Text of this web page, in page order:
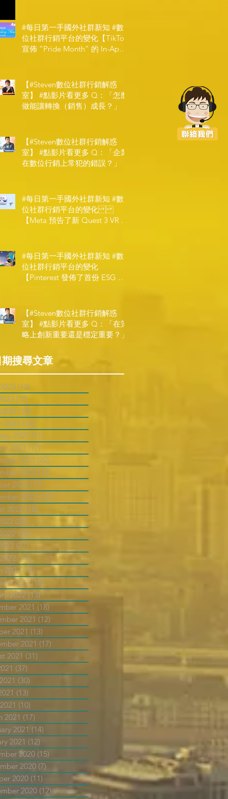
#每日第一手國外社群新知 #數
位社群行銷平台的變化【TikTok
宣佈 ”Pride Month” 的 In-App
【#Steven數位社群行銷解惑
室】 #點影片看更多​ Q：「怎麼
做能讓轉換（銷售）成長？」
【#Steven數位社群行銷解惑
室】 #點影片看更多​ Q：「企業
在數位行銷上常犯的錯誤？」
#每日第一手國外社群新知 #數
位社群行銷平台的變化
【Meta 預告了新 Quest 3 VR 耳
#每日第一手國外社群新知 #數
位社群行銷平台的變化
【Pinterest 發佈了首份 ESG 報
【#Steven數位社群行銷解惑
室】 #點影片看更多​ Q：「在策
略上創新重要還是穩定重要？」
搜尋文章
(12)
(17)
(14)
2023 (14)
2023 (11)
2023 (17)
2022 (20)
2022 (13)
2022 (11)
2022 (12)
2022 (18)
(20)
(29)
(27)
(17) 17 posts
2022 (14) 14 posts
2022 (18)
2022 (13)13 posts
2021 (18)
2021 (12)
2021 (13)
2021 (17)
2021 (31)
(37)
(30)
(13)
(10)
2021 (17)
2021 (14)
2021 (12)
2020 (15)
2020 (7)
2020 (11)
2020 (12)12 posts